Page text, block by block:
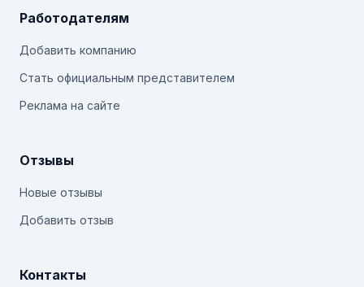
Работодателям
Добавить компанию
Стать официальным представителем
Реклама на сайте
Отзывы
Новые отзывы
Добавить отзыв
Контакты